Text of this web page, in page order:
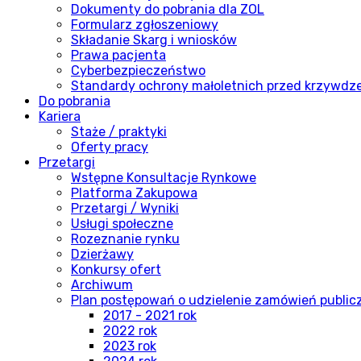
Dokumenty do pobrania dla ZOL
Formularz zgłoszeniowy
Składanie Skarg i wniosków
Prawa pacjenta
Cyberbezpieczeństwo
Standardy ochrony małoletnich przed
Do pobrania
Kariera
Staże / praktyki
Oferty pracy
Przetargi
Wstępne Konsultacje Rynkowe
Platforma Zakupowa
Przetargi / Wyniki
Usługi społeczne
Rozeznanie rynku
Dzierżawy
Konkursy ofert
Archiwum
Plan postępowań o udzielenie zamówień
2017 - 2021 rok
2022 rok
2023 rok